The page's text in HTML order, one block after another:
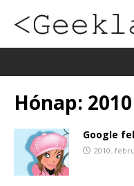
Hónap:
Google
2010.